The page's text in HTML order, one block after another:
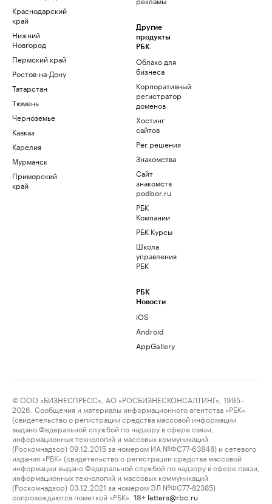
Краснодарский
край
Нижний
Новгород
Пермский край
Ростов-на-Дону
Татарстан
Тюмень
Черноземье
Кавказ
Карелия
Мурманск
Приморский
край
Другие
продукты
РБК
Облако для
бизнеса
Корпоративный
регистратор
доменов
Хостинг
сайтов
Рег.решения
Знакомства
Сайт
знакомств
podbor.ru
РБК
Компании
РБК Курсы
Школа
управления
РБК
РБК
Новости
iOS
Android
AppGallery
© ООО «БИЗНЕСПРЕСС», АО «РОСБИЗНЕСКОНСАЛТИНГ», 1995–
2026. Сообщения и материалы информационного агентства «РБК»
(свидетельство о регистрации средства массовой информации
выдано Федеральной службой по надзору в сфере связи,
информационных технологий и массовых коммуникаций
(Роскомнадзор) 09.12.2015 за номером ИА №ФС77-63848) и сетевого
издания «РБК» (свидетельство о регистрации средства массовой
информации выдано Федеральной службой по надзору в сфере связи,
информационных технологий и массовых коммуникаций
(Роскомнадзор) 03.12.2021 за номером ЭЛ №ФС77-82385)
сопровождаются пометкой «РБК».
18+ letters@rbc.ru